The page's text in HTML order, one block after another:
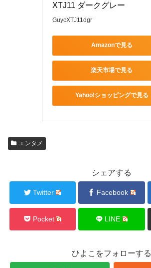
XTJ11 ダークグレー
GuycXTJ11dgr
Amazonで見る
楽天市場で見る
Yahoo!ショッピングで見る
エンタメ
シェアする
Twitter Facebook
Pocket LINE
ひよこをフォローする